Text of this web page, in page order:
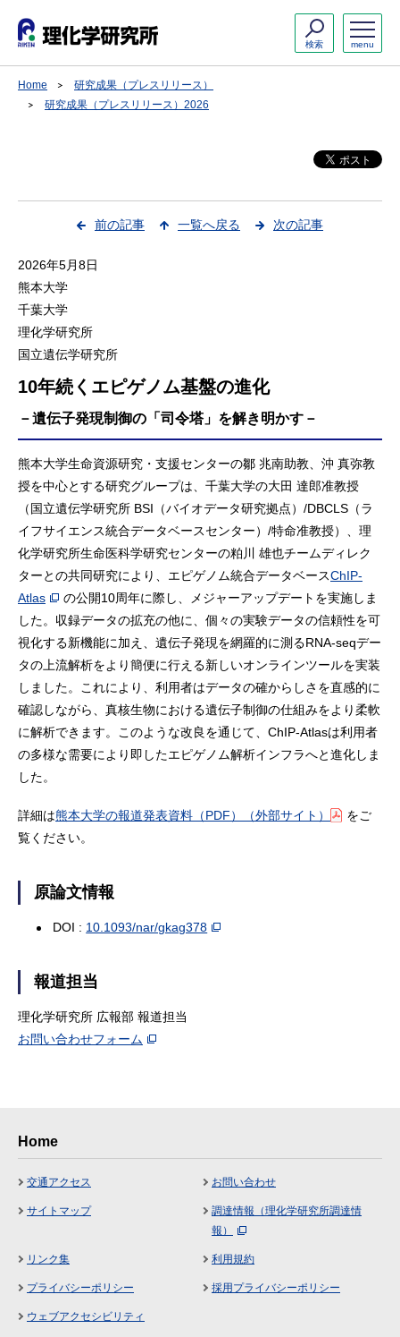
menu
検索
Home
研究成果（プレスリリース）
研究成果（プレスリリース）2026
前の記事 一覧へ戻る 次の記事
2026年5月8日
熊本大学
千葉大学
理化学研究所
国立遺伝学研究所
10年続くエピゲノム基盤の進化
－遺伝子発現制御の「司令塔」を解き明かす－
熊本大学生命資源研究・支援センターの鄒 兆南助教、沖 真弥教
授を中心とする研究グループは、千葉大学の大田 達郎准教授
（国立遺伝学研究所 BSI（バイオデータ研究拠点）/DBCLS（ラ
イフサイエンス統合データベースセンター）/特命准教授）、理
化学研究所生命医科学研究センターの粕川 雄也チームディレク
ターとの共同研究により、エピゲノム統合データベースChIP-
Atlas
の公開10周年に際し、メジャーアップデートを実施しま
した。収録データの拡充の他に、個々の実験データの信頼性を可
視化する新機能に加え、遺伝子発現を網羅的に測るRNA-seqデー
タの上流解析をより簡便に行える新しいオンラインツールを実装
しました。これにより、利用者はデータの確からしさを直感的に
確認しながら、真核生物における遺伝子制御の仕組みをより柔軟
に解析できます。このような改良を通じて、ChIP-Atlasは利用者
の多様な需要により即したエピゲノム解析インフラへと進化しま
した。
詳細は熊本大学の報道発表資料（PDF）（外部サイト）
をご
覧ください。
原論文情報
DOI : 10.1093/nar/gkag378
報道担当
理化学研究所 広報部 報道担当
お問い合わせフォーム
Home
交通アクセス お問い合わせ
サイトマップ
調達情報（理化学研究所調達情
報）
リンク集 利用規約
プライバシーポリシー 採用プライバシーポリシー
ウェブアクセシビリティ